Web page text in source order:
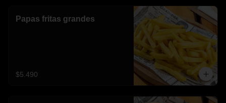
Papas fritas grandes
$5.490